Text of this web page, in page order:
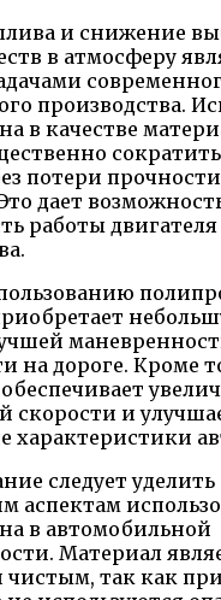
и снижение
в атмосферу
производства.
в качестве
потери
дает
работы
на дороге. Кроме
скорости и
характеристики
следует уделить
аспектам
в автомобильной
Материал
чистым, так как